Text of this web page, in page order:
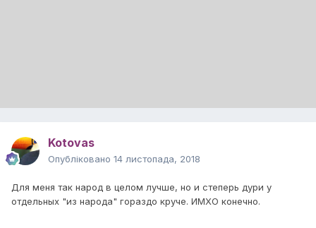
Kotovas
Опубліковано 14 листопада, 2018
Для меня так народ в целом лучше, но и степерь дури у
отдельных "из народа" гораздо круче. ИМХО конечно.